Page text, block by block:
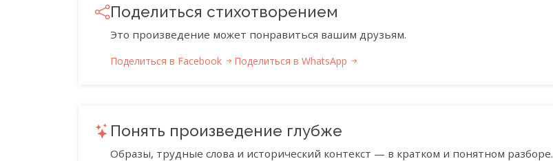
Поделиться стихотворением
Это произведение может понравиться вашим друзьям.
Поделиться в Facebook Поделиться в WhatsApp
Понять произведение глубже
Образы, трудные слова и исторический контекст — в кратком и понятном разборе.